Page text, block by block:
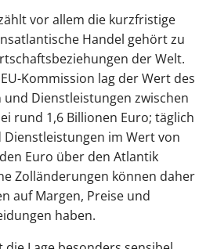
vor allem die kurzfristige
Handel gehört zu
der Welt.
Kommission lag der Wert des
Dienstleistungen zwischen
rund 1,6 Billionen Euro; täglich
im Wert von
Euro über den Atlantik
Zolländerungen können daher
auf Margen, Preise und
haben.